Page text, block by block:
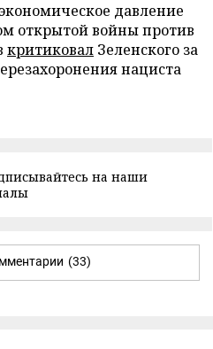
экономическое давление
открытой войны против
критиковал Зеленского за
нациста
на наши
(33)